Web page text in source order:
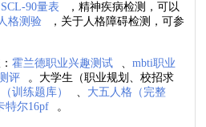
SCL-90量表
，精神疾病检测，可以
格测验
，关于人格障碍检测，可参
霍兰德职业兴趣测试 、mbti职业
评
。大学生（职业规划、校招求
训练题库） 、 大五人格（完整
特尔16pf 。